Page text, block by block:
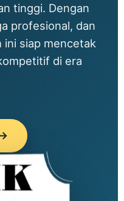
tinggi. Dengan
profesional, dan
ini siap mencetak
di era